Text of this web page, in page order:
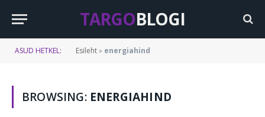
TARGOBLOGI
ASUD HETKEL: Esileht» energiahind
BROWSING: ENERGIAHIND